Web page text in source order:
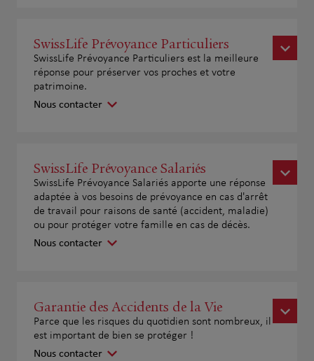
SwissLife Prévoyance Particuliers
SwissLife Prévoyance Particuliers est la meilleure
réponse pour préserver vos proches et votre
patrimoine.
Nous contacter
SwissLife Prévoyance Salariés
SwissLife Prévoyance Salariés apporte une réponse
adaptée à vos besoins de prévoyance en cas d'arrêt
de travail pour raisons de santé (accident, maladie)
ou pour protéger votre famille en cas de décès.
Nous contacter
Garantie des Accidents de la Vie
Parce que les risques du quotidien sont nombreux, il
est important de bien se protéger !
Nous contacter